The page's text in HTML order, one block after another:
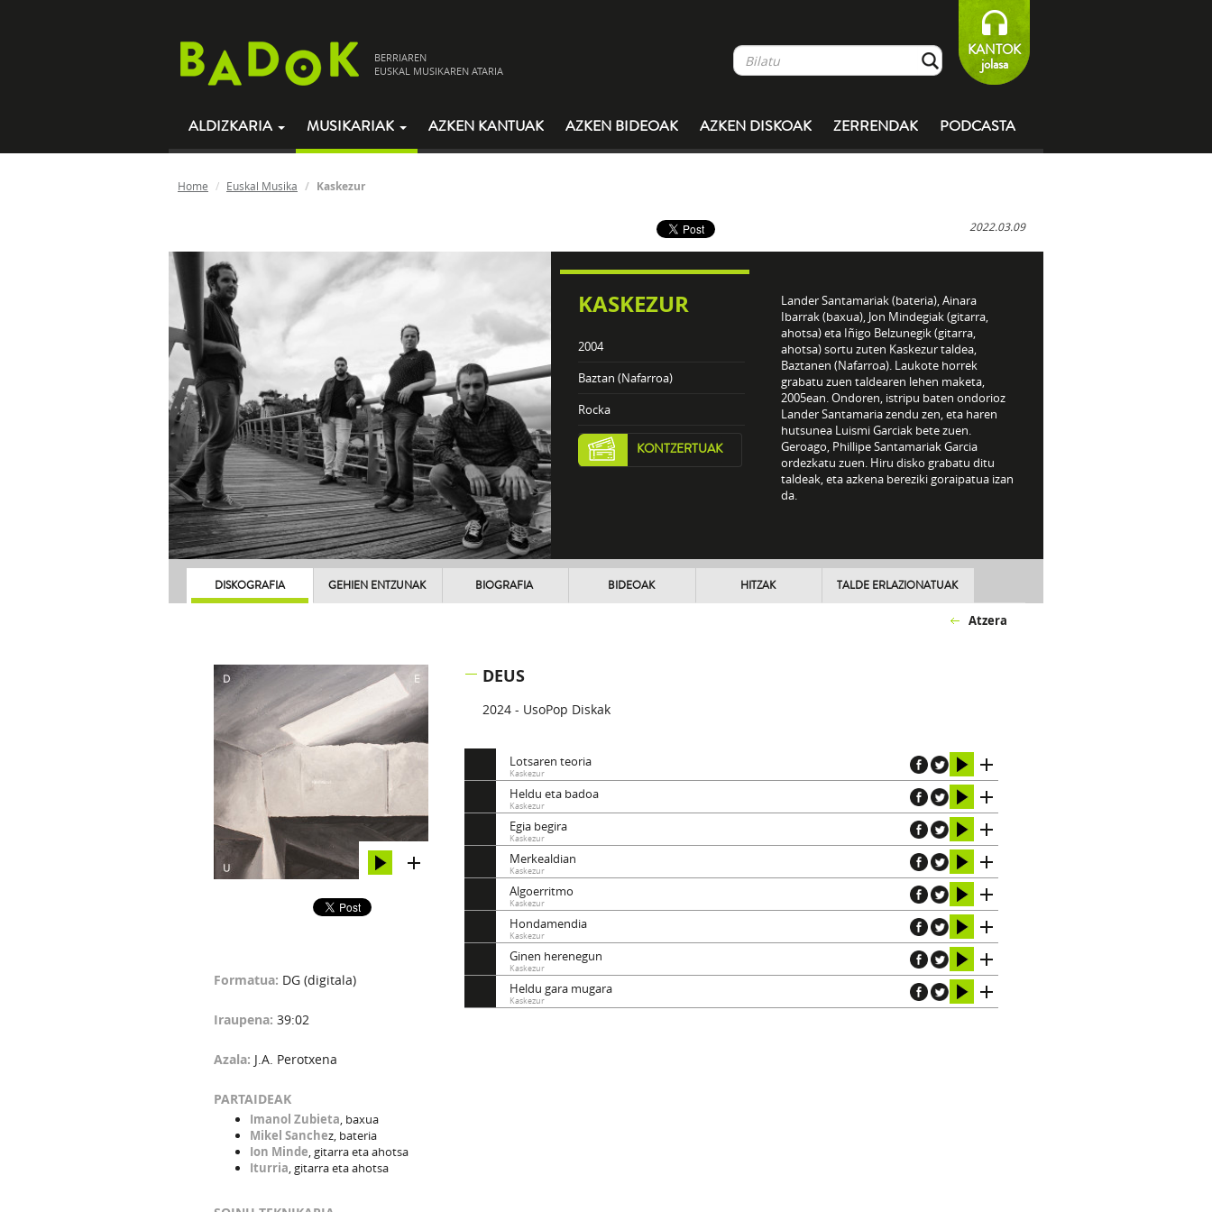
BERRIAREN
EUSKAL MUSIKAREN ATARIA
KANTOK
jolasa
ALDIZKARIA MUSIKARIAK AZKEN KANTUAK AZKEN BIDEOAK AZKEN DISKOAK ZERRENDAK PODCASTA
Home Euskal Musika Kaskezur
2022.03.09
KASKEZUR
2004
Baztan (Nafarroa)
Rocka
KONTZERTUAK
Lander Santamariak (bateria), Ainara
Ibarrak (baxua), Jon Mindegiak (gitarra,
ahotsa) eta Iñigo Belzunegik (gitarra,
ahotsa) sortu zuten Kaskezur taldea,
Baztanen (Nafarroa). Laukote horrek
grabatu zuen taldearen lehen maketa,
2005ean. Ondoren, istripu baten ondorioz
Lander Santamaria zendu zen, eta haren
hutsunea Luismi Garciak bete zuen.
Geroago, Phillipe Santamariak Garcia
ordezkatu zuen. Hiru disko grabatu ditu
taldeak, eta azkena bereziki goraipatua izan
da.
DISKOGRAFIA GEHIEN ENTZUNAK BIOGRAFIA BIDEOAK HITZAK TALDE ERLAZIONATUAK
Atzera
Formatua: DG (digitala)
Iraupena: 39:02
Azala: J.A. Perotxena
PARTAIDEAK
Imanol Zubieta, baxua
Mikel Sanchez, bateria
Ion Minde, gitarra eta ahotsa
Iturria, gitarra eta ahotsa
DEUS
2024 - UsoPop Diskak
Lotsaren teoria
Kaskezur
Heldu eta badoa
Kaskezur
Egia begira
Kaskezur
Merkealdian
Kaskezur
Algoerritmo
Kaskezur
Hondamendia
Kaskezur
Ginen herenegun
Kaskezur
Heldu gara mugara
Kaskezur